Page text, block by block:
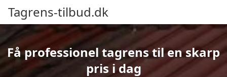
Tagrens-tilbud.dk
Få professionel tagrens til en skarp
pris i dag